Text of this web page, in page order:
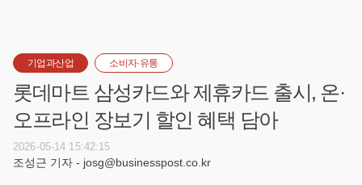
기업과산업 소비자·유통
롯데마트 삼성카드와 제휴카드 출시, 온·
오프라인 장보기 할인 혜택 담아
2026-05-14 15:42:15
조성근 기자 - josg@businesspost.co.kr